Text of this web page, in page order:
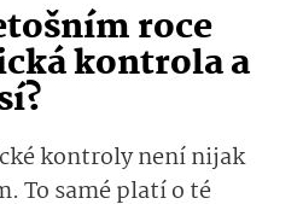
roce
kontrola a
kontroly není nijak
To samé platí o té